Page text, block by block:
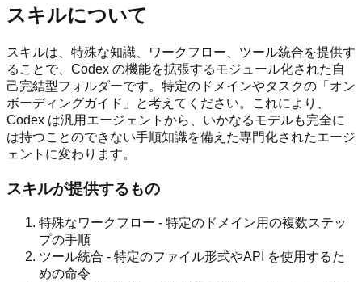
スキルについて
スキルは、特殊な知識、ワークフロー、ツール統合を提供す
ることで、Codex の機能を拡張するモジュール化された自
己完結型フォルダーです。特定のドメインやタスクの「オン
ボーディングガイド」と考えてください。これにより、
Codex は汎用エージェントから、いかなるモデルも完全に
は持つことのできない手順知識を備えた専門化されたエージ
ェントに変わります。
スキルが提供するもの
特殊なワークフロー - 特定のドメイン用の複数ステッ
プの手順
ツール統合 - 特定のファイル形式やAPI を使用するた
めの命令